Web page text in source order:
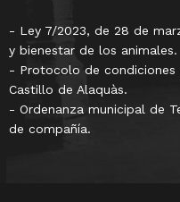
- Ley 7/2023, de 28 de
y bienestar de los animales.
- Protocolo de condiciones
Castillo de Alaquàs.
- Ordenanza municipal de
de compañía.